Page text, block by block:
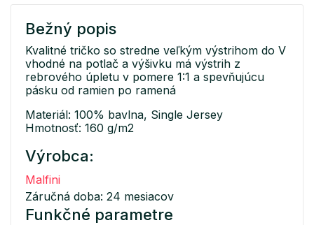
Bežný popis
Kvalitné tričko so stredne veľkým výstrihom do V
vhodné na potlač a výšivku má výstrih z
rebrového úpletu v pomere 1:1 a spevňujúcu
pásku od ramien po ramená
Materiál: 100% bavlna, Single Jersey
Hmotnosť: 160 g/m2
Výrobca:
Malfini
Záručná doba: 24 mesiacov
Funkčné parametre